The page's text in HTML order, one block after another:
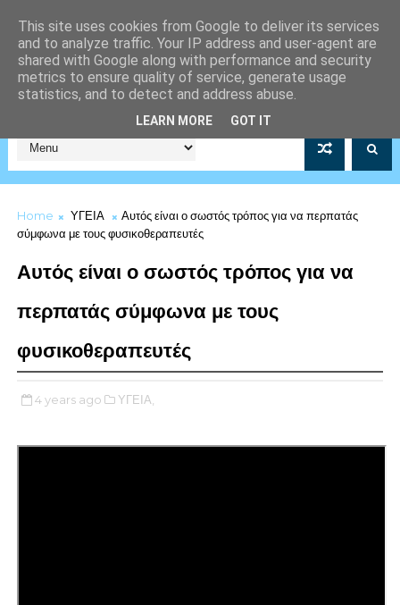
Home ΥΓΕΙΑ
Αυτός είναι ο σωστός τρόπος για να περπατάς
σύμφωνα με τους φυσικοθεραπευτές
Αυτός είναι ο σωστός τρόπος για να
περπατάς σύμφωνα με τους
φυσικοθεραπευτές
4 years ago ΥΓΕΙΑ,
This site uses cookies from Google to deliver its services
and to analyze traffic. Your IP address and user-agent are
shared with Google along with performance and security
metrics to ensure quality of service, generate usage
statistics, and to detect and address abuse.
LEARN MORE GOT IT